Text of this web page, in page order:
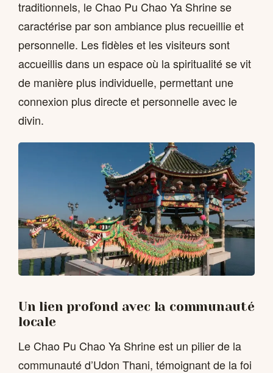
traditionnels, le Chao Pu Chao Ya Shrine se
caractérise par son ambiance plus recueillie et
personnelle. Les fidèles et les visiteurs sont
accueillis dans un espace où la spiritualité se vit
de manière plus individuelle, permettant une
connexion plus directe et personnelle avec le
divin.
Un lien profond avec la communauté
locale
Le Chao Pu Chao Ya Shrine est un pilier de la
communauté d’Udon Thani, témoignant de la foi